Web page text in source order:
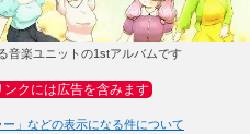
音楽ユニットの1stアルバムです
クには広告を含みます
ー」などの表示になる件について